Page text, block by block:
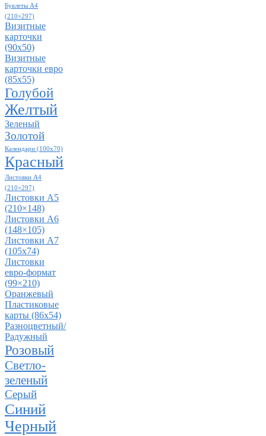
Буклеты А4
(210×297)
Визитные
карточки
(90х50)
Визитные
карточки евро
(85х55)
Голубой
Желтый
Зеленый
Золотой
Календари (100х70)
Красный
Листовки А4
(210×297)
Листовки А5
(210×148)
Листовки А6
(148×105)
Листовки А7
(105x74)
Листовки
евро-формат
(99×210)
Оранжевый
Пластиковые
карты (86x54)
Разноцветный/
Радужный
Розовый
Светло-
зеленый
Серый
Синий
Черный